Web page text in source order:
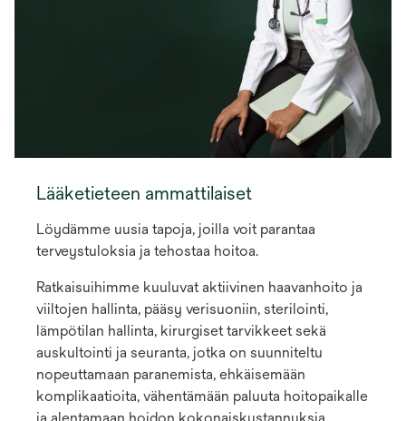
Lääketieteen ammattilaiset
Löydämme uusia tapoja, joilla voit parantaa
terveystuloksia ja tehostaa hoitoa.
Ratkaisuihimme kuuluvat aktiivinen haavanhoito ja
viiltojen hallinta, pääsy verisuoniin, sterilointi,
lämpötilan hallinta, kirurgiset tarvikkeet sekä
auskultointi ja seuranta, jotka on suunniteltu
nopeuttamaan paranemista, ehkäisemään
komplikaatioita, vähentämään paluuta hoitopaikalle